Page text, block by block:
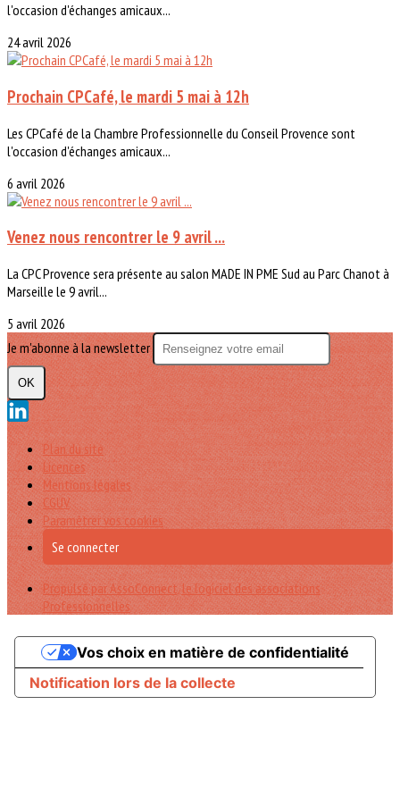
l'occasion d'échanges amicaux...
24 avril 2026
Prochain CPCafé, le mardi 5 mai à 12h
Les CPCafé de la Chambre Professionnelle du Conseil Provence sont
l'occasion d'échanges amicaux...
6 avril 2026
Venez nous rencontrer le 9 avril ...
La CPC Provence sera présente au salon MADE IN PME Sud au Parc Chanot à
Marseille le 9 avril...
5 avril 2026
Je m'abonne à la newsletter
OK
Plan du site
Licences
Mentions légales
CGUV
Paramétrer vos cookies
Se connecter
Propulsé par AssoConnect, le logiciel des associations
Professionnelles
Notification lors de la collecte
Vos choix en matière de confidentialité